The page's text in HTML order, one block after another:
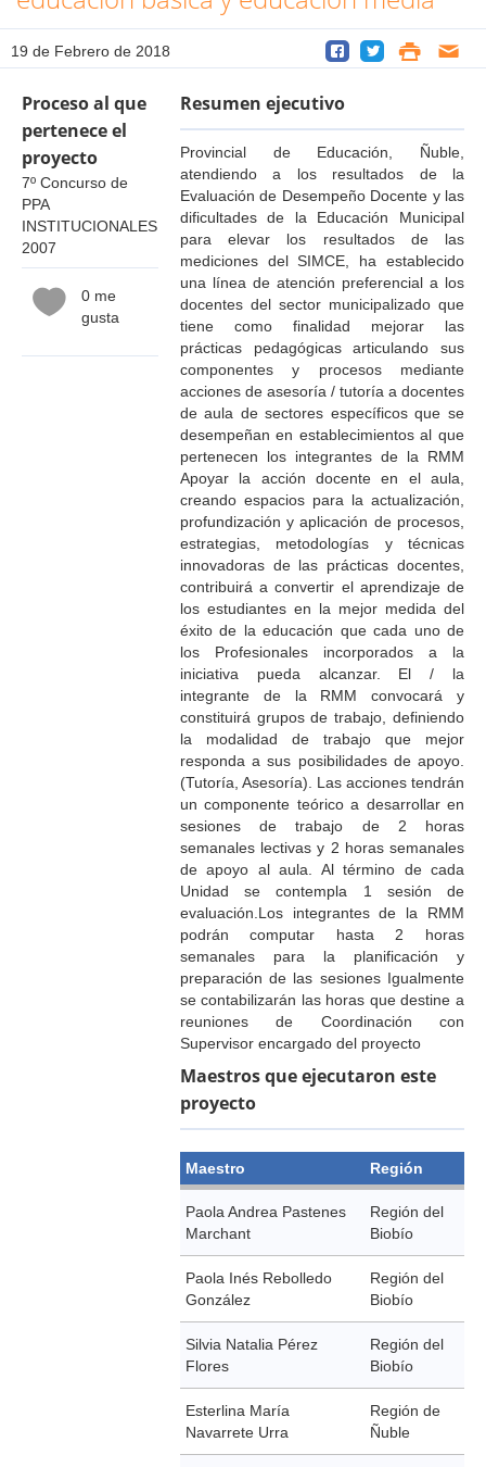
19 de Febrero de 2018
Proceso al que
pertenece el
proyecto
7º Concurso de
PPA
INSTITUCIONALES
2007
0 me
gusta
Resumen ejecutivo
Provincial de Educación, Ñuble,
atendiendo a los resultados de la
Evaluación de Desempeño Docente y las
dificultades de la Educación Municipal
para elevar los resultados de las
mediciones del SIMCE, ha establecido
una línea de atención preferencial a los
docentes del sector municipalizado que
tiene como finalidad mejorar las
prácticas pedagógicas articulando sus
componentes y procesos mediante
acciones de asesoría / tutoría a docentes
de aula de sectores específicos que se
desempeñan en establecimientos al que
pertenecen los integrantes de la RMM
Apoyar la acción docente en el aula,
creando espacios para la actualización,
profundización y aplicación de procesos,
estrategias, metodologías y técnicas
innovadoras de las prácticas docentes,
contribuirá a convertir el aprendizaje de
los estudiantes en la mejor medida del
éxito de la educación que cada uno de
los Profesionales incorporados a la
iniciativa pueda alcanzar. El / la
integrante de la RMM convocará y
constituirá grupos de trabajo, definiendo
la modalidad de trabajo que mejor
responda a sus posibilidades de apoyo.
(Tutoría, Asesoría). Las acciones tendrán
un componente teórico a desarrollar en
sesiones de trabajo de 2 horas
semanales lectivas y 2 horas semanales
de apoyo al aula. Al término de cada
Unidad se contempla 1 sesión de
evaluación.Los integrantes de la RMM
podrán computar hasta 2 horas
semanales para la planificación y
preparación de las sesiones Igualmente
se contabilizarán las horas que destine a
reuniones de Coordinación con
Supervisor encargado del proyecto
Maestros que ejecutaron este
proyecto
Maestro Región
Paola Andrea Pastenes
Marchant
Región del
Biobío
Paola Inés Rebolledo
González
Región del
Biobío
Silvia Natalia Pérez
Flores
Región del
Biobío
Esterlina María
Navarrete Urra
Región de
Ñuble